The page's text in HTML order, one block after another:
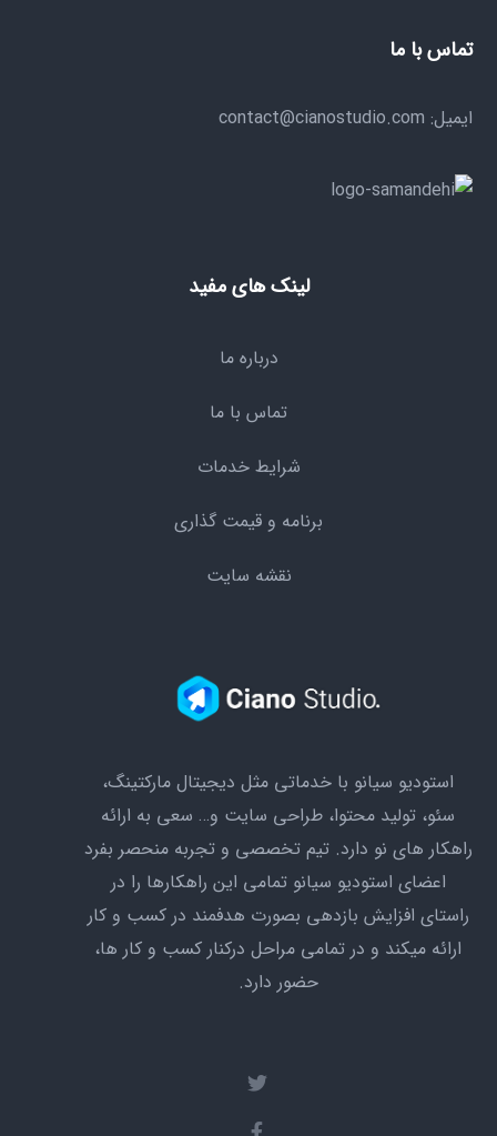
تماس با ما
ایمیل: contact@cianostudio.com
لینک های مفید
درباره ما
تماس با ما
شرایط خدمات
برنامه و قیمت گذاری
نقشه سایت
استودیو سیانو با خدماتی مثل دیجیتال مارکتینگ،
سئو،‌ تولید محتوا، طراحی سایت و… سعی به ارائه
راهکار های نو دارد. تیم تخصصی و تجربه منحصر بفرد
اعضای استودیو سیانو تمامی این راهکارها را در
راستای افزایش بازدهی بصورت هدفمند در کسب و کار
ارائه میکند و در تمامی مراحل درکنار کسب و کار ها،
حضور دارد.